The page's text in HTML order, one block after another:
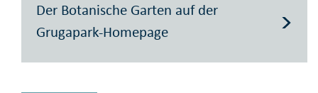
Der Botanische Garten auf der
Grugapark-Homepage